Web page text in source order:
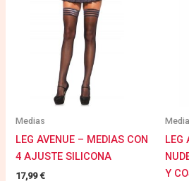
Medias
LEG AVENUE – MEDIAS CON
4 AJUSTE SILICONA
17,99€
LEG
Y